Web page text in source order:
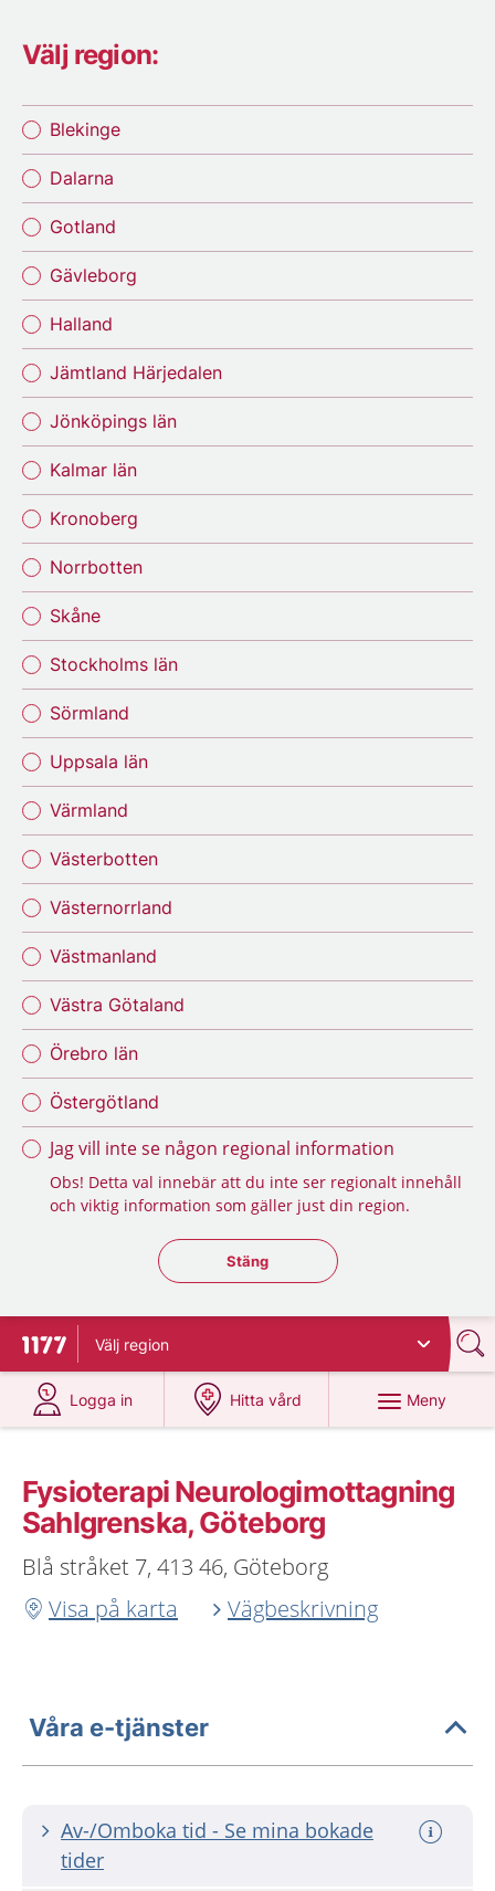
Välj region:
Blekinge
Dalarna
Gotland
Gävleborg
Halland
Jämtland Härjedalen
Jönköpings län
Kalmar län
Kronoberg
Norrbotten
Skåne
Stockholms län
Sörmland
Uppsala län
Värmland
Västerbotten
Västernorrland
Västmanland
Västra Götaland
Örebro län
Östergötland
Jag vill inte se någon regional information
Obs! Detta val innebär att du inte ser regionalt innehåll
och viktig information som gäller just din region.
Stäng regionsväljaren
Stäng
Till startsidan för 1177
Välj region
Logga in
på 1177.se
Hitta vård
på 1177.se
Meny
Fysioterapi Neurologimottagning
Sahlgrenska, Göteborg
Blå stråket 7, 413 46, Göteborg
Visa på karta
Vägbeskrivning
Våra e-tjänster
Av-/Omboka tid - Se mina bokade
tider